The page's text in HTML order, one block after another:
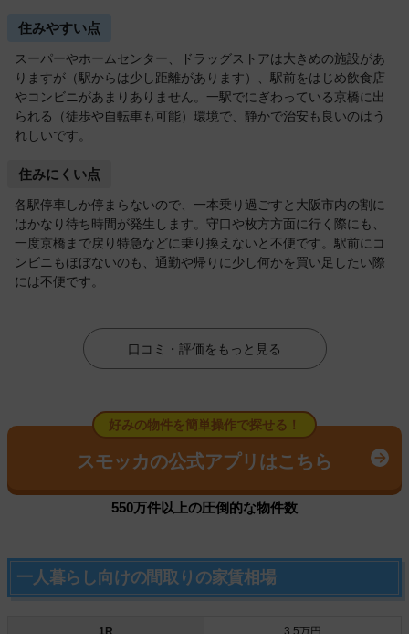
住みやすい点
スーパーやホームセンター、ドラッグストアは大きめの施設があ
りますが（駅からは少し距離があります）、駅前をはじめ飲食店
やコンビニがあまりありません。一駅でにぎわっている京橋に出
られる（徒歩や自転車も可能）環境で、静かで治安も良いのはう
れしいです。
住みにくい点
各駅停車しか停まらないので、一本乗り過ごすと大阪市内の割に
はかなり待ち時間が発生します。守口や枚方方面に行く際にも、
一度京橋まで戻り特急などに乗り換えないと不便です。駅前にコ
ンビニもほぼないのも、通勤や帰りに少し何かを買い足したい際
には不便です。
口コミ・評価をもっと見る
好みの物件を簡単操作で探せる！
スモッカの公式アプリはこちら
550万件以上の圧倒的な物件数
一人暮らし向けの間取りの家賃相場
1R 3.5万円